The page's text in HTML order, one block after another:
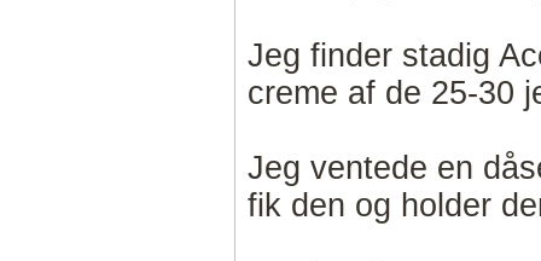
Jeg finder stadig
creme af de 25-30
Jeg ventede en
fik den og holder